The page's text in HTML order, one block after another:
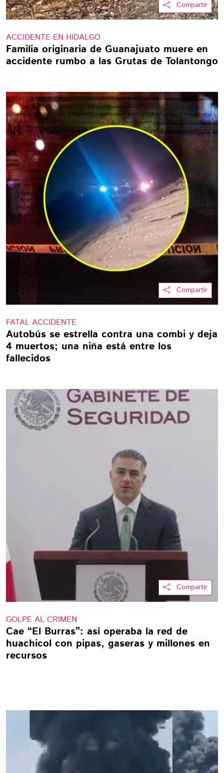
Compartir
ACCIDENTE EN HIDALGO
Familia originaria de Guanajuato muere en
accidente rumbo a las Grutas de Tolantongo
Compartir
FATAL ACCIDENTE
Autobús se estrella contra una combi y deja
4 muertos; una niña está entre los
fallecidos
Compartir
GOLPE AL CRIMEN
Cae “El Burras”: así operaba la red de
huachicol con pipas, gaseras y millones en
recursos